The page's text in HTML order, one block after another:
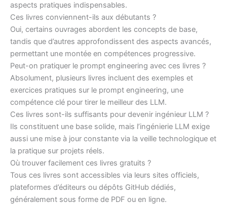
aspects pratiques indispensables.
Ces livres conviennent-ils aux débutants ?
Oui, certains ouvrages abordent les concepts de base,
tandis que d’autres approfondissent des aspects avancés,
permettant une montée en compétences progressive.
Peut-on pratiquer le prompt engineering avec ces livres ?
Absolument, plusieurs livres incluent des exemples et
exercices pratiques sur le prompt engineering, une
compétence clé pour tirer le meilleur des LLM.
Ces livres sont-ils suffisants pour devenir ingénieur LLM ?
Ils constituent une base solide, mais l’ingénierie LLM exige
aussi une mise à jour constante via la veille technologique et
la pratique sur projets réels.
Où trouver facilement ces livres gratuits ?
Tous ces livres sont accessibles via leurs sites officiels,
plateformes d’éditeurs ou dépôts GitHub dédiés,
généralement sous forme de PDF ou en ligne.